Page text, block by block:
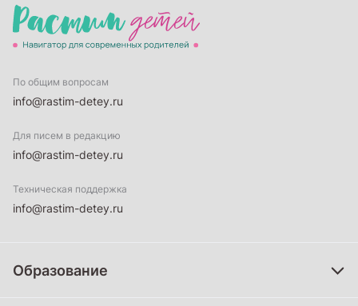
По общим вопросам
info@rastim-detey.ru
Для писем в редакцию
info@rastim-detey.ru
Техническая поддержка
info@rastim-detey.ru
Образование